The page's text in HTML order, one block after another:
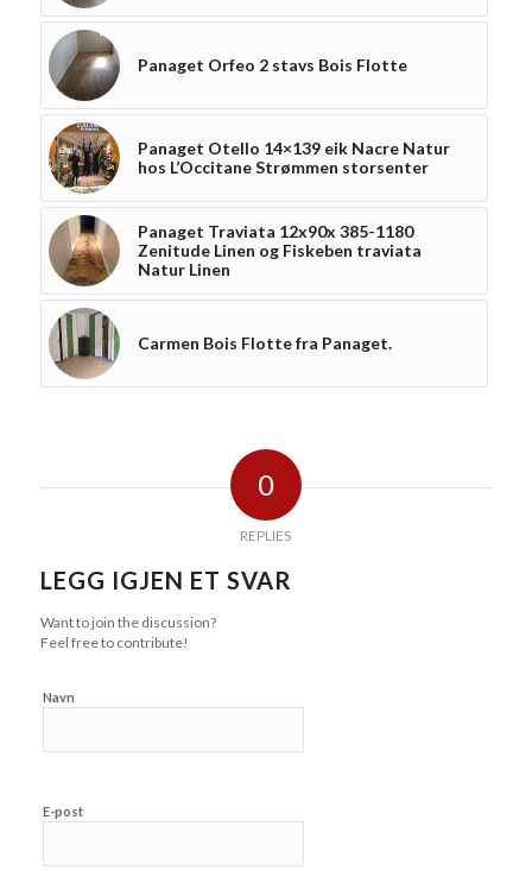
Panaget Orfeo 2 stavs Bois Flotte
Panaget Otello 14×139 eik Nacre Natur
hos L’Occitane Strømmen storsenter
Panaget Traviata 12x90x 385-1180
Zenitude Linen og Fiskeben traviata
Natur Linen
Carmen Bois Flotte fra Panaget.
0
REPLIES
LEGG IGJEN ET SVAR
Want to join the discussion?
Feel free to contribute!
Navn
E-post